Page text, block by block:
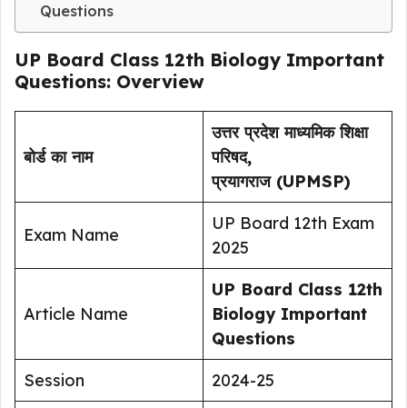
Questions
UP Board Class 12th Biology Important
Questions: Overview
बोर्ड का नाम
उत्तर प्रदेश माध्यमिक शिक्षा
परिषद,
प्रयागराज (UPMSP)
Exam Name
UP Board 12th Exam
2025
Article Name
UP Board Class 12th
Biology Important
Questions
Session
2024-25